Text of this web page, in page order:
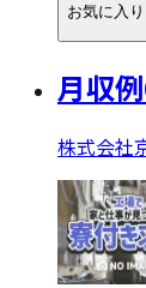
お気に入り
月収
株式会社